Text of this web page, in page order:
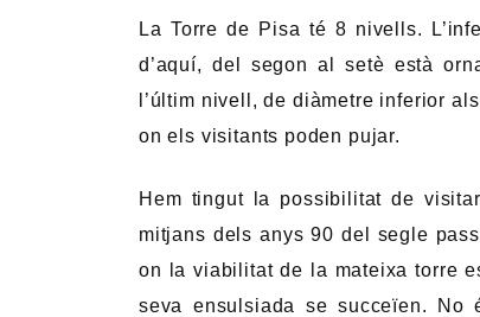
La Torre de Pisa té 8 nivells.
d’aquí, del segon al setè està
l’últim nivell, de diàmetre inferior
on els visitants poden pujar.
Hem tingut la possibilitat de
mitjans dels anys 90 del segle
on la viabilitat de la mateixa torre
seva ensulsiada se succeïen. No